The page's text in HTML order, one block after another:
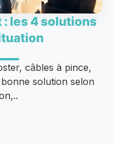
: les 4 solutions
câbles à pince,
solution selon